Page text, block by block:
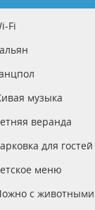
Fi
музыка
веранда
для гостей
меню
с животными